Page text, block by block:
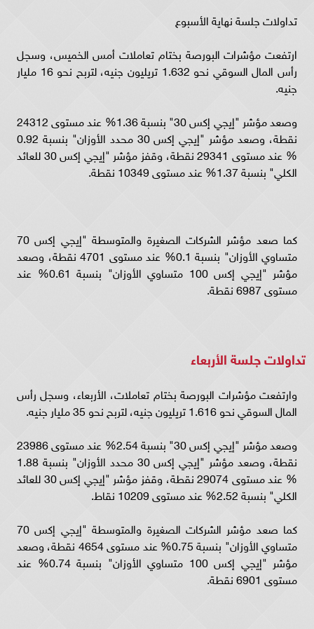
تداولات جلسة نهاية الأسبوع
ارتفعت مؤشرات البورصة بختام تعاملات أمس الخميس، وسجل
رأس المال السوقي نحو 1.632 تريليون جنيه، لتربح نحو 16 مليار
جنيه.
وصعد مؤشر "إيجي إكس 30" بنسبة 1.36% عند مستوى 24312
نقطة، وصعد مؤشر "إيجي إكس 30 محدد الأوزان" بنسبة 0.92
% عند مستوى 29341 نقطة، وقفز مؤشر "إيجي إكس 30 للعائد
الكلي" بنسبة 1.37% عند مستوى 10349 نقطة.
كما صعد مؤشر الشركات الصغيرة والمتوسطة "إيجي إكس 70
متساوي الأوزان" بنسبة 0.1% عند مستوى 4701 نقطة، وصعد
مؤشر "إيجي إكس 100 متساوي الأوزان" بنسبة 0.61% عند
مستوى 6987 نقطة.
تداولات جلسة الأربعاء
وارتفعت مؤشرات البورصة بختام تعاملات، الأربعاء، وسجل رأس
المال السوقي نحو 1.616 تريليون جنيه، لتربح نحو 35 مليار جنيه.
وصعد مؤشر "إيجي إكس 30" بنسبة 2.54% عند مستوى 23986
نقطة، وصعد مؤشر "إيجي إكس 30 محدد الأوزان" بنسبة 1.88
% عند مستوى 29074 نقطة، وقفز مؤشر "إيجي إكس 30 للعائد
الكلي" بنسبة 2.52% عند مستوى 10209 نقاط.
كما صعد مؤشر الشركات الصغيرة والمتوسطة "إيجي إكس 70
متساوي الأوزان" بنسبة 0.75% عند مستوى 4654 نقطة، وصعد
مؤشر "إيجي إكس 100 متساوي الأوزان" بنسبة 0.74% عند
مستوى 6901 نقطة.